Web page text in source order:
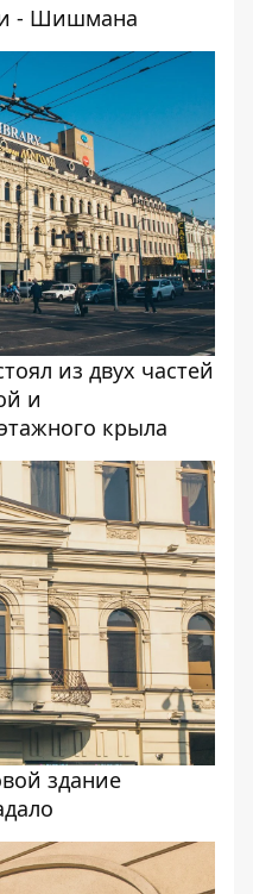
- Шишмана
из двух частей
и
крыла
здание